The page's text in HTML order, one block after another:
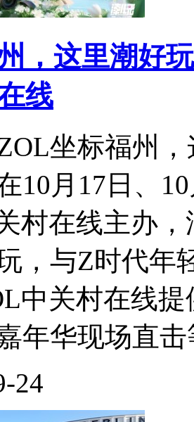
，这里潮好
线
坐标福州
10月17日、
村在线主办
，与Z时代年
中关村在线
年华现场直击
24